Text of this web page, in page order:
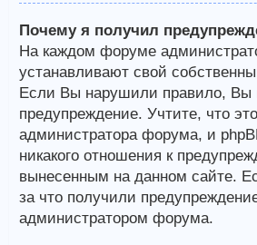
Почему я получил
На каждом форуме
устанавливают свой
Если Вы нарушили правило, Вы
предупреждение. Учтите, что
администратора форума, и
никакого отношения к
вынесенным на данном сайте.
за что получили
администратором форума.